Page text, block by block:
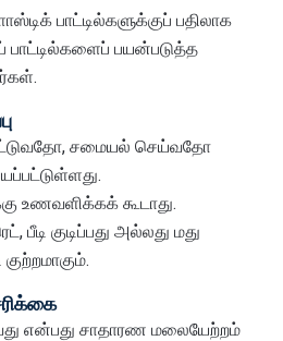
பாட்டில்களுக்குப் பதிலாக
பாட்டில்களைப் பயன்படுத்த
சமையல் செய்வதோ
உணவளிக்கக் கூடாது.
பீடி குடிப்பது அல்லது மது
என்பது சாதாரண மலையேற்றம்